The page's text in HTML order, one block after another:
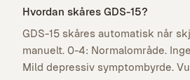
Hvordan skåres GDS-15?
GDS-15 skåres automatisk når
manuelt. 0-4: Normalområde.
Mild depressiv symptombyrde.